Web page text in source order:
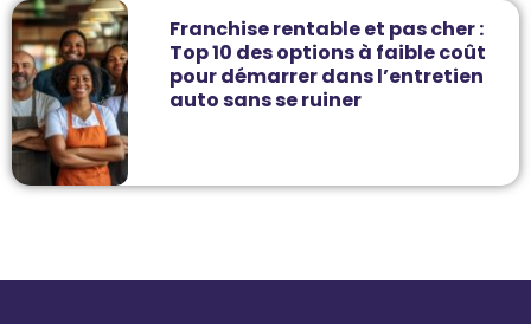
Franchise rentable et pas cher :
Top 10 des options à faible coût
pour démarrer dans l’entretien
auto sans se ruiner